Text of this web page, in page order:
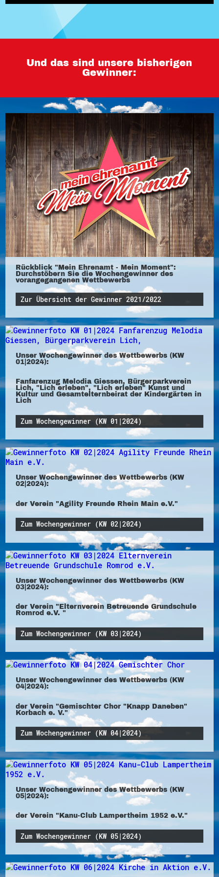
Und das sind unsere bisherigen
Gewinner:
Rückblick "Mein Ehrenamt - Mein Moment":
Durchstöbern Sie die Wochengewinner des
vorangegangenen Wettbewerbs
Zur Übersicht der Gewinner 2021/2022
Unser Wochengewinner des Wettbewerbs (KW
01|2024):
Fanfarenzug Melodia Giessen, Bürgerparkverein
Lich, "Lich erleben", "Lich erleben" Kunst und
Kultur und Gesamtelternbeirat der Kindergärten in
Lich
Zum Wochengewinner (KW 01|2024)
Unser Wochengewinner des Wettbewerbs (KW
02|2024):
der Verein "Agility Freunde Rhein Main e.V."
Zum Wochengewinner (KW 02|2024)
Unser Wochengewinner des Wettbewerbs (KW
03|2024):
der Verein "Elternverein Betreuende Grundschule
Romrod e.V. "
Zum Wochengewinner (KW 03|2024)
Unser Wochengewinner des Wettbewerbs (KW
04|2024):
der Verein "Gemischter Chor "Knapp Daneben"
Korbach e. V."
Zum Wochengewinner (KW 04|2024)
Unser Wochengewinner des Wettbewerbs (KW
05|2024):
der Verein "Kanu-Club Lampertheim 1952 e.V."
Zum Wochengewinner (KW 05|2024)